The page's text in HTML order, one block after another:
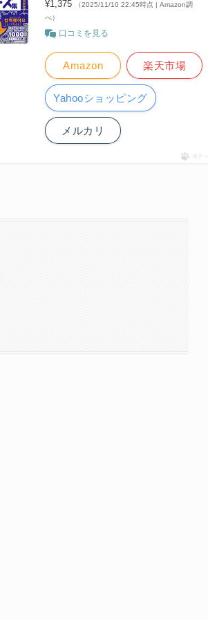
¥1,375
（2025/11/10 22:45時点 | Amazon調
べ）
口コミを見る
Amazon 楽天市場
Yahooショッピング
メルカリ
ポチッ